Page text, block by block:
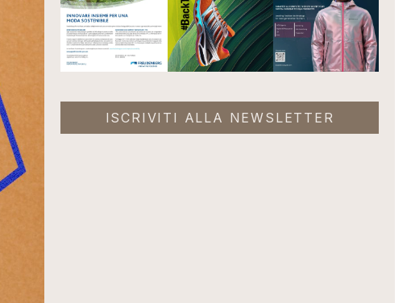
ISCRIVITI ALLA NEWSLETTER